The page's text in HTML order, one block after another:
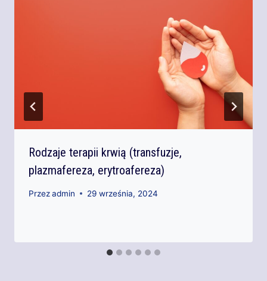
Rodzaje terapii krwią (transfuzje,
plazmafereza, erytroafereza)
Przezadmin 29 września, 2024